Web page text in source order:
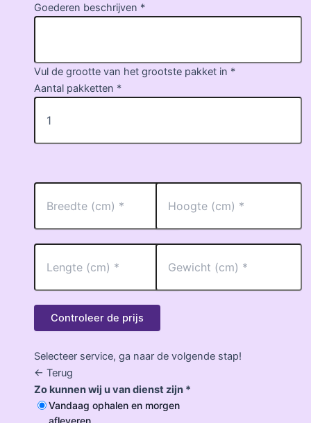
Goederen beschrijven *
Vul de grootte van het grootste pakket in *
Aantal pakketten *
Controleer de prijs
Selecteer service, ga naar de volgende stap!
<- Terug
Zo kunnen wij u van dienst zijn *
Vandaag ophalen en morgen